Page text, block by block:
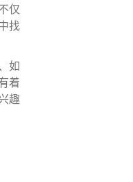
仅
找
如
着
趣